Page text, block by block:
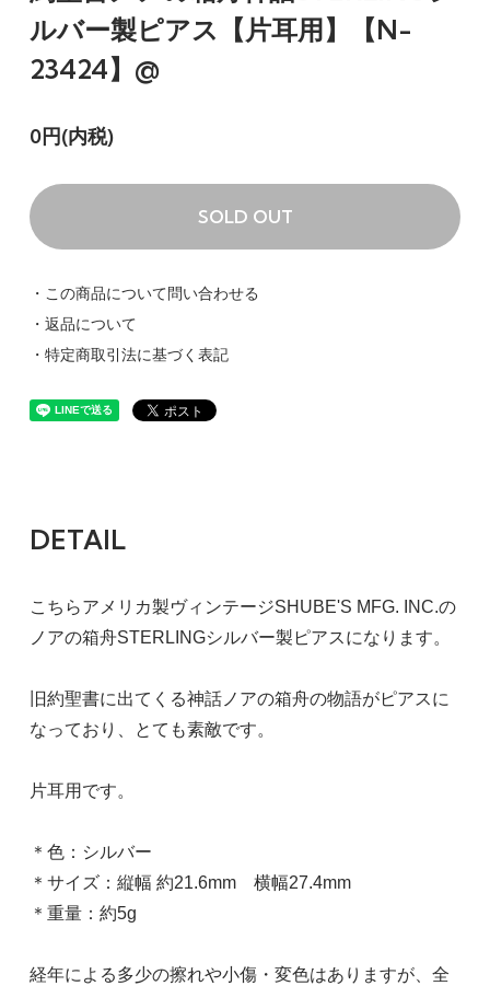
ルバー製ピアス【片耳用】【N-
23424】@
0円(内税)
SOLD OUT
・この商品について問い合わせる
・返品について
・特定商取引法に基づく表記
DETAIL
こちらアメリカ製ヴィンテージSHUBE'S MFG. INC.の
ノアの箱舟STERLINGシルバー製ピアスになります。
旧約聖書に出てくる神話ノアの箱舟の物語がピアスに
なっており、とても素敵です。
片耳用です。
＊色：シルバー
＊サイズ：縦幅 約21.6mm 横幅27.4mm
＊重量：約5g
経年による多少の擦れや小傷・変色はありますが、全